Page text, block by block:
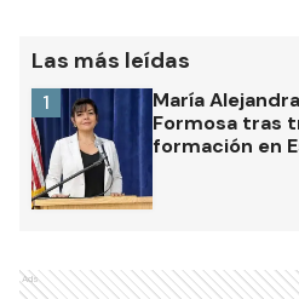
Las más leídas
María
Formosa tras
formación en
1
Ads